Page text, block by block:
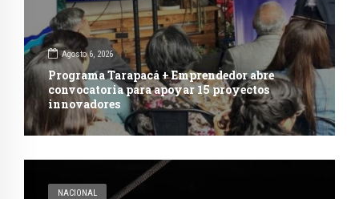
Agosto 6, 2026
Programa Tarapacá + Emprendedor abre
convocatoria para apoyar 15 proyectos
innovadores
NACIONAL